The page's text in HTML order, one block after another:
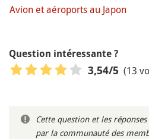
Avion et aéroports au Japon
Question intéressante ?
3,54/5 (13
Cette question et les
par la communauté des